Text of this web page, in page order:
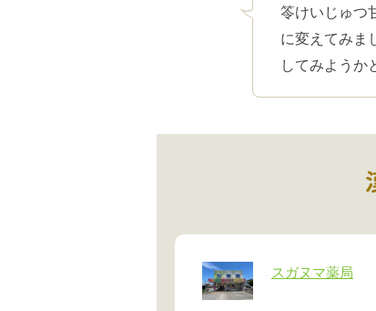
笭けいじゅつ
に変えてみま
してみようか
スガヌマ薬局